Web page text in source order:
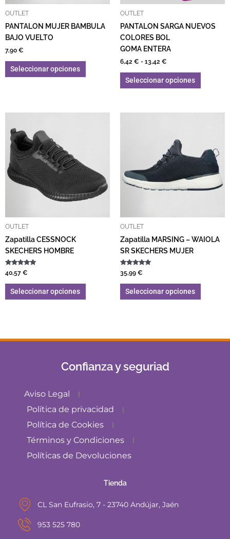
OUTLET
PANTALON MUJER BAMBULA
BAJO VUELTO
7,90 €
Seleccionar opciones
OUTLET
PANTALON SARGA NUEVOS
COLORES BOL
GOMA ENTERA
6,42 € - 13,42 €
Seleccionar opciones
OUTLET
Zapatilla CESSNOCK
SKECHERS HOMBRE
Valorado con
5.00
de 5
40,57 €
Seleccionar opciones
OUTLET
Zapatilla MARSING – WAIOLA
SR SKECHERS MUJER
Valorado con
5.00
de 5
35,99 €
Seleccionar opciones
Confianza y seguriad
Aviso Legal
Política de privacidad
Política de Cookies
Términos y Condiciones
Políticas de Devoluciones
Tienda
CL San Eufrasio, 7 - 23740 Andújar, Jaén
953 525 780